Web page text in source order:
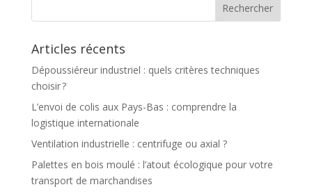
Articles récents
Dépoussiéreur industriel : quels critères techniques
choisir ?
L’envoi de colis aux Pays-Bas : comprendre la
logistique internationale
Ventilation industrielle : centrifuge ou axial ?
Palettes en bois moulé : l’atout écologique pour votre
transport de marchandises